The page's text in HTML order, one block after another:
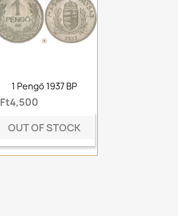
1 Pengő 1937 BP
Ft4,500
OUT OF STOCK